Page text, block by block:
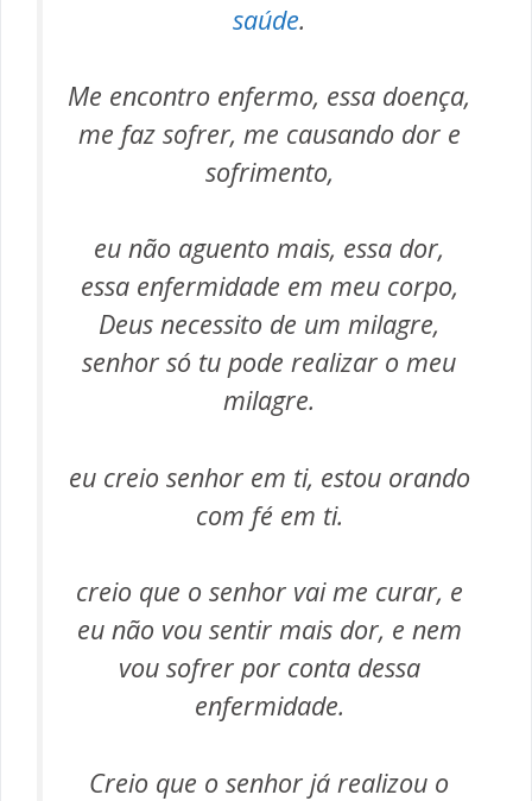
saúde.
Me encontro enfermo, essa doença,
me faz sofrer, me causando dor e
sofrimento,
eu não aguento mais, essa dor,
essa enfermidade em meu corpo,
Deus necessito de um milagre,
senhor só tu pode realizar o meu
milagre.
eu creio senhor em ti, estou orando
com fé em ti.
creio que o senhor vai me curar, e
eu não vou sentir mais dor, e nem
vou sofrer por conta dessa
enfermidade.
Creio que o senhor já realizou o